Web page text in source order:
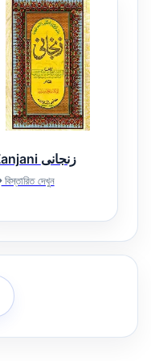
Zanjani زنجانی
বিস্তারিত দেখুন